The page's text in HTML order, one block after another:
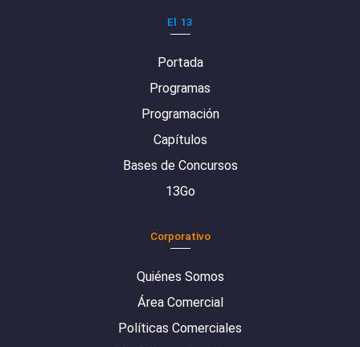
El 13
Portada
Programas
Programación
Capítulos
Bases de Concursos
13Go
Corporativo
Quiénes Somos
Área Comercial
Políticas Comerciales